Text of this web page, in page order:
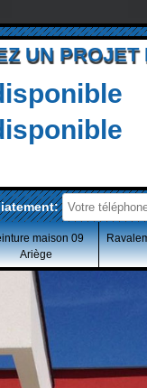
UN PROJET
maison 09
Ariège